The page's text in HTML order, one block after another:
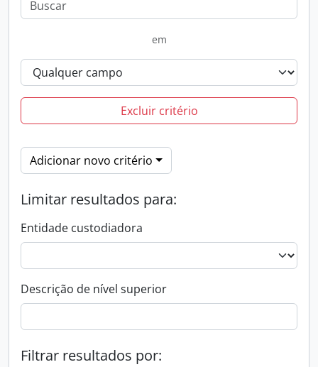
em
Excluir critério
Adicionar novo critério
Limitar resultados para:
Entidade custodiadora
Descrição de nível superior
Filtrar resultados por: